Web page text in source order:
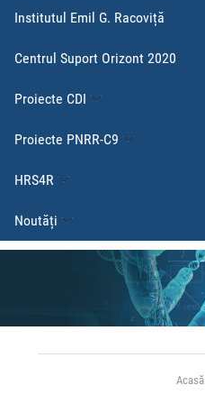
Institutul Emil G. Racoviță
Centrul Suport Orizont 2020
Proiecte CDI
Proiecte PNRR-C9
HRS4R
Noutăți
Acasă